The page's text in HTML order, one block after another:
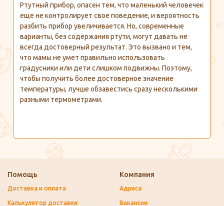
Ртутный прибор, опасен тем, что маленький человечек
еще не контролирует свое поведение, и вероятность
разбить прибор увеличивается. Но, современные
варианты, без содержания ртути, могут давать не
всегда достоверный результат. Это вызвано и тем,
что мамы не умет правильно использовать
градусники или дети слишком подвижны. Поэтому,
чтобы получить более достоверное значение
температуры, лучше обзавестись сразу несколькими
разными термометрами.
Помощь
Доставка и оплата
Калькулятор доставки
Компания
Адреса
Вакансии